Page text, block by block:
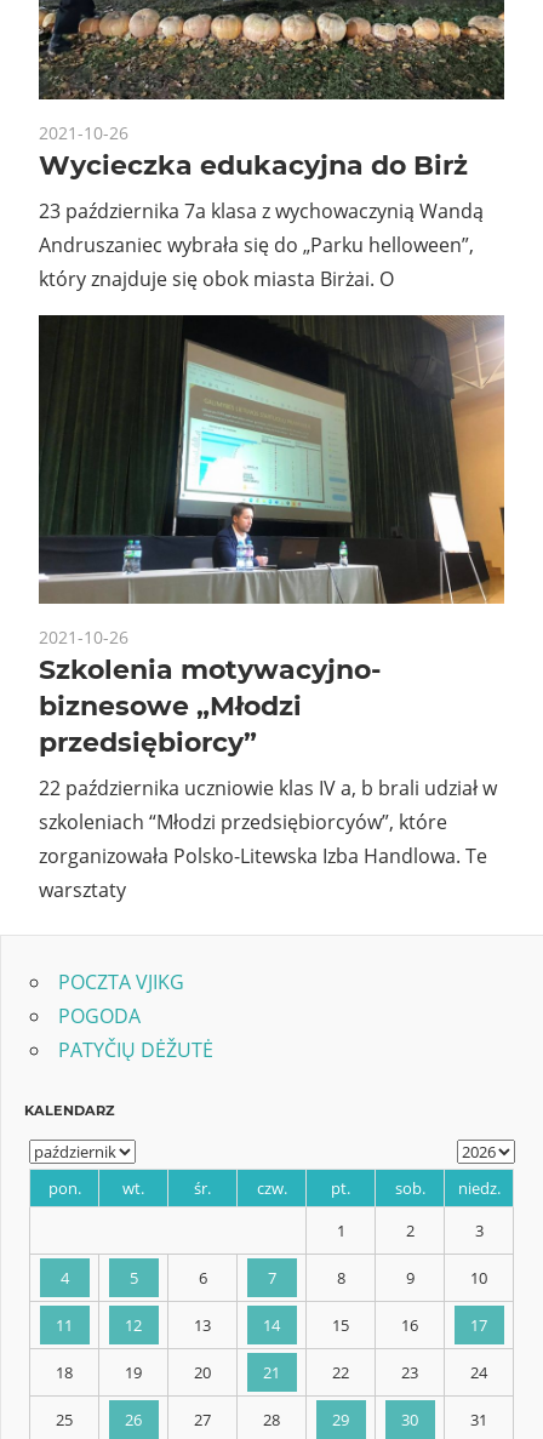
2021-10-26
Wycieczka edukacyjna do Birż
23 października 7a klasa z wychowaczynią Wandą
Andruszaniec wybrała się do „Parku helloween”,
który znajduje się obok miasta Birżai. O
2021-10-26
Szkolenia motywacyjno-
biznesowe „Młodzi
przedsiębiorcy”
22 października uczniowie klas IV a, b brali udział w
szkoleniach “Młodzi przedsiębiorcyów”, które
zorganizowała Polsko-Litewska Izba Handlowa. Te
warsztaty
POCZTA VJIKG
POGODA
PATYČIŲ DĖŽUTĖ